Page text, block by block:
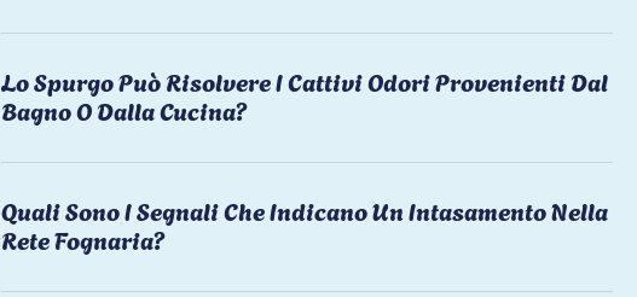
Lo Spurgo Può Risolvere I Cattivi Odori Provenienti Dal
Bagno O Dalla Cucina?
Quali Sono I Segnali Che Indicano Un Intasamento Nella
Rete Fognaria?